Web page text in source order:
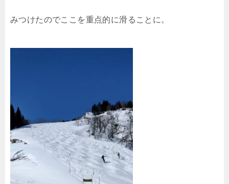
みつけたのでここを重点的に滑ることに。